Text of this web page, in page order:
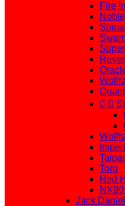
Fire
Noble
Spina
 
Toro
Red
NX90
Jack